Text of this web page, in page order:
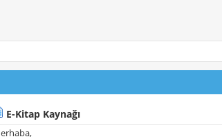
E-Kitap Kaynağı